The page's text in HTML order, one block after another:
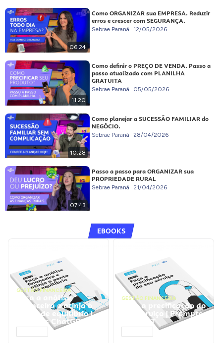
06:24
Como ORGANIZAR sua EMPRESA. Reduzir
erros e crescer com SEGURANÇA.
Sebrae Paraná 12/05/2026
11:20
Como definir o PREÇO DE VENDA. Passo a
passo atualizado com PLANILHA
GRATUITA
Sebrae Paraná 05/05/2026
10:28
Como planejar a SUCESSÃO FAMILIAR do
NEGÓCIO.
Sebrae Paraná 28/04/2026
07:43
Passo a passo para ORGANIZAR sua
PROPRIEDADE RURAL
Sebrae Paraná 21/04/2026
EBOOKS
GESTÃO FINANCEIRA
Faça a análise
financeira e atinja o
ponto de equilíbrio |
Prompts ChatGPT
GESTÃO FINANCEIRA
Faça a precificação do
seu serviço | Prompts
ChatGPT